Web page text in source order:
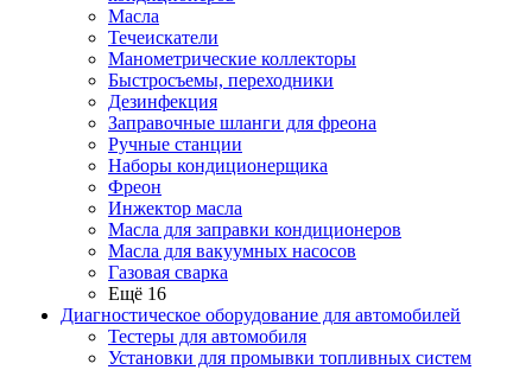
Масла
Течеискатели
Манометрические коллекторы
Быстросъемы, переходники
Дезинфекция
Заправочные шланги для фреона
Ручные станции
Наборы кондиционерщика
Фреон
Инжектор масла
Масла для заправки кондиционеров
Масла для вакуумных насосов
Газовая сварка
Ещё 16
Диагностическое оборудование для автомобилей
Тестеры для автомобиля
Установки для промывки топливных систем